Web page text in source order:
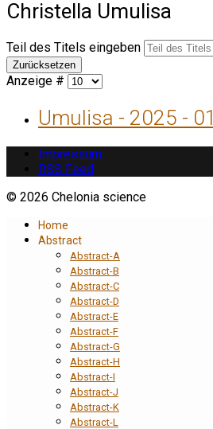
Christella Umulisa
Teil des Titels eingeben
Zurücksetzen
Anzeige #
Umulisa - 2025 - 01
Impressum
RSS Feed
© 2026 Chelonia science
Home
Abstract
Abstract-A
Abstract-B
Abstract-C
Abstract-D
Abstract-E
Abstract-F
Abstract-G
Abstract-H
Abstract-I
Abstract-J
Abstract-K
Abstract-L